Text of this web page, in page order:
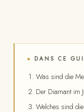
◆ DANS CE
Was sind die
Der Diamant im
Welches sind